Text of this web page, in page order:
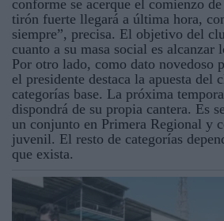
conforme se acerque el comienzo
tirón fuerte llegará a última hora,
siempre”, precisa. El objetivo del
cuanto a su masa social es alcanzar
Por otro lado, como dato novedoso
el presidente destaca la apuesta del
categorías base. La próxima
dispondrá de su propia cantera. Es
un conjunto en Primera Regional y
juvenil. El resto de categorías
que exista.